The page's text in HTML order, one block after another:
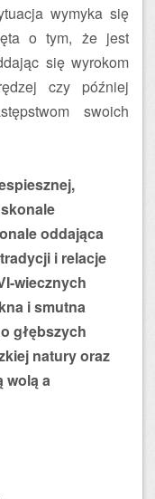
wymyka się
o tym, że jest
się wyrokom
czy później
swoich
oddająca
i relacje
wiecznych
i smutna
głębszych
natury oraz
wolą a